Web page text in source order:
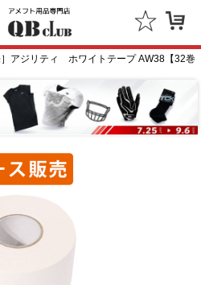
アジリティ ホワイトテープ AW38【32巻